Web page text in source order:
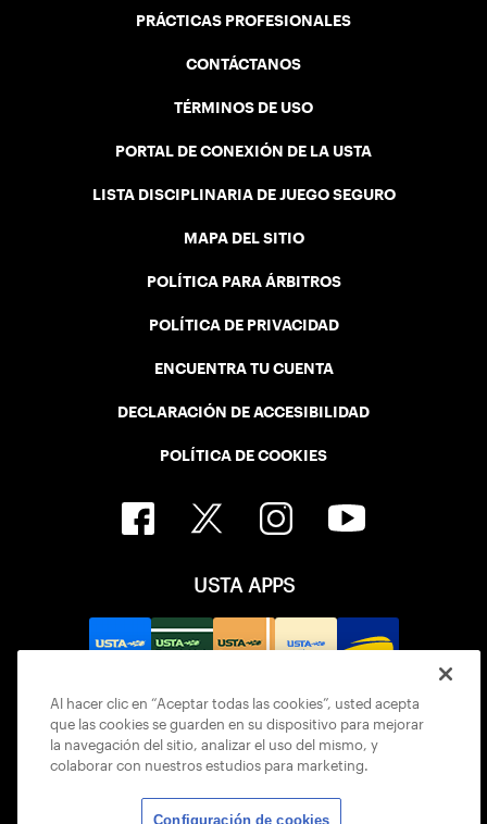
PRÁCTICAS PROFESIONALES
CONTÁCTANOS
TÉRMINOS DE USO
PORTAL DE CONEXIÓN DE LA USTA
LISTA DISCIPLINARIA DE JUEGO SEGURO
MAPA DEL SITIO
POLÍTICA PARA ÁRBITROS
POLÍTICA DE PRIVACIDAD
ENCUENTRA TU CUENTA
DECLARACIÓN DE ACCESIBILIDAD
POLÍTICA DE COOKIES
USTA APPS
Al hacer clic en “Aceptar todas las cookies”, usted acepta
que las cookies se guarden en su dispositivo para mejorar
la navegación del sitio, analizar el uso del mismo, y
colaborar con nuestros estudios para marketing.
Configuración de cookies